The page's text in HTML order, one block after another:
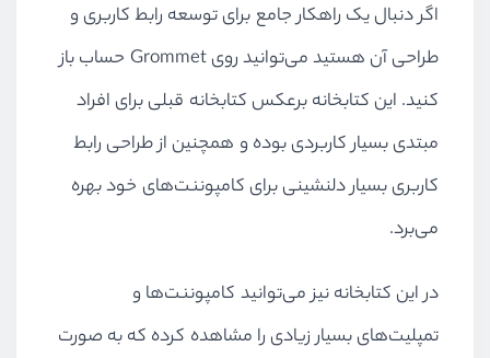
اگر دنبال یک راهکار جامع برای توسعه رابط کاربری و
طراحی آن هستید می‌توانید رویGrommet حساب باز
کنید. این کتابخانه برعکس کتابخانه قبلی برای افراد
مبتدی بسیار کاربردی بوده و همچنین از طراحی رابط
کاربری بسیار دلنشینی برای کامپوننت‌های خود بهره
می‌برد.
در این کتابخانه نیز می‌توانید کامپوننت‌ها و
تمپلیت‌های بسیار زیادی را مشاهده کرده که به صورت